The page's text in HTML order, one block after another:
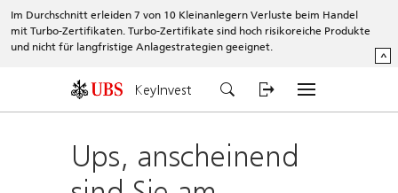
Im Durchschnitt erleiden 7 von 10 Kleinanlegern Verluste beim Handel
mit Turbo-Zertifikaten. Turbo-Zertifikate sind hoch risikoreiche Produkte
und nicht für langfristige Anlagestrategien geeignet.
^
KeyInvest
Ups, anscheinend